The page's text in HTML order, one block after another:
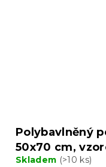
Polybavlněný
50x70 cm,
Skladem (>10 ks)